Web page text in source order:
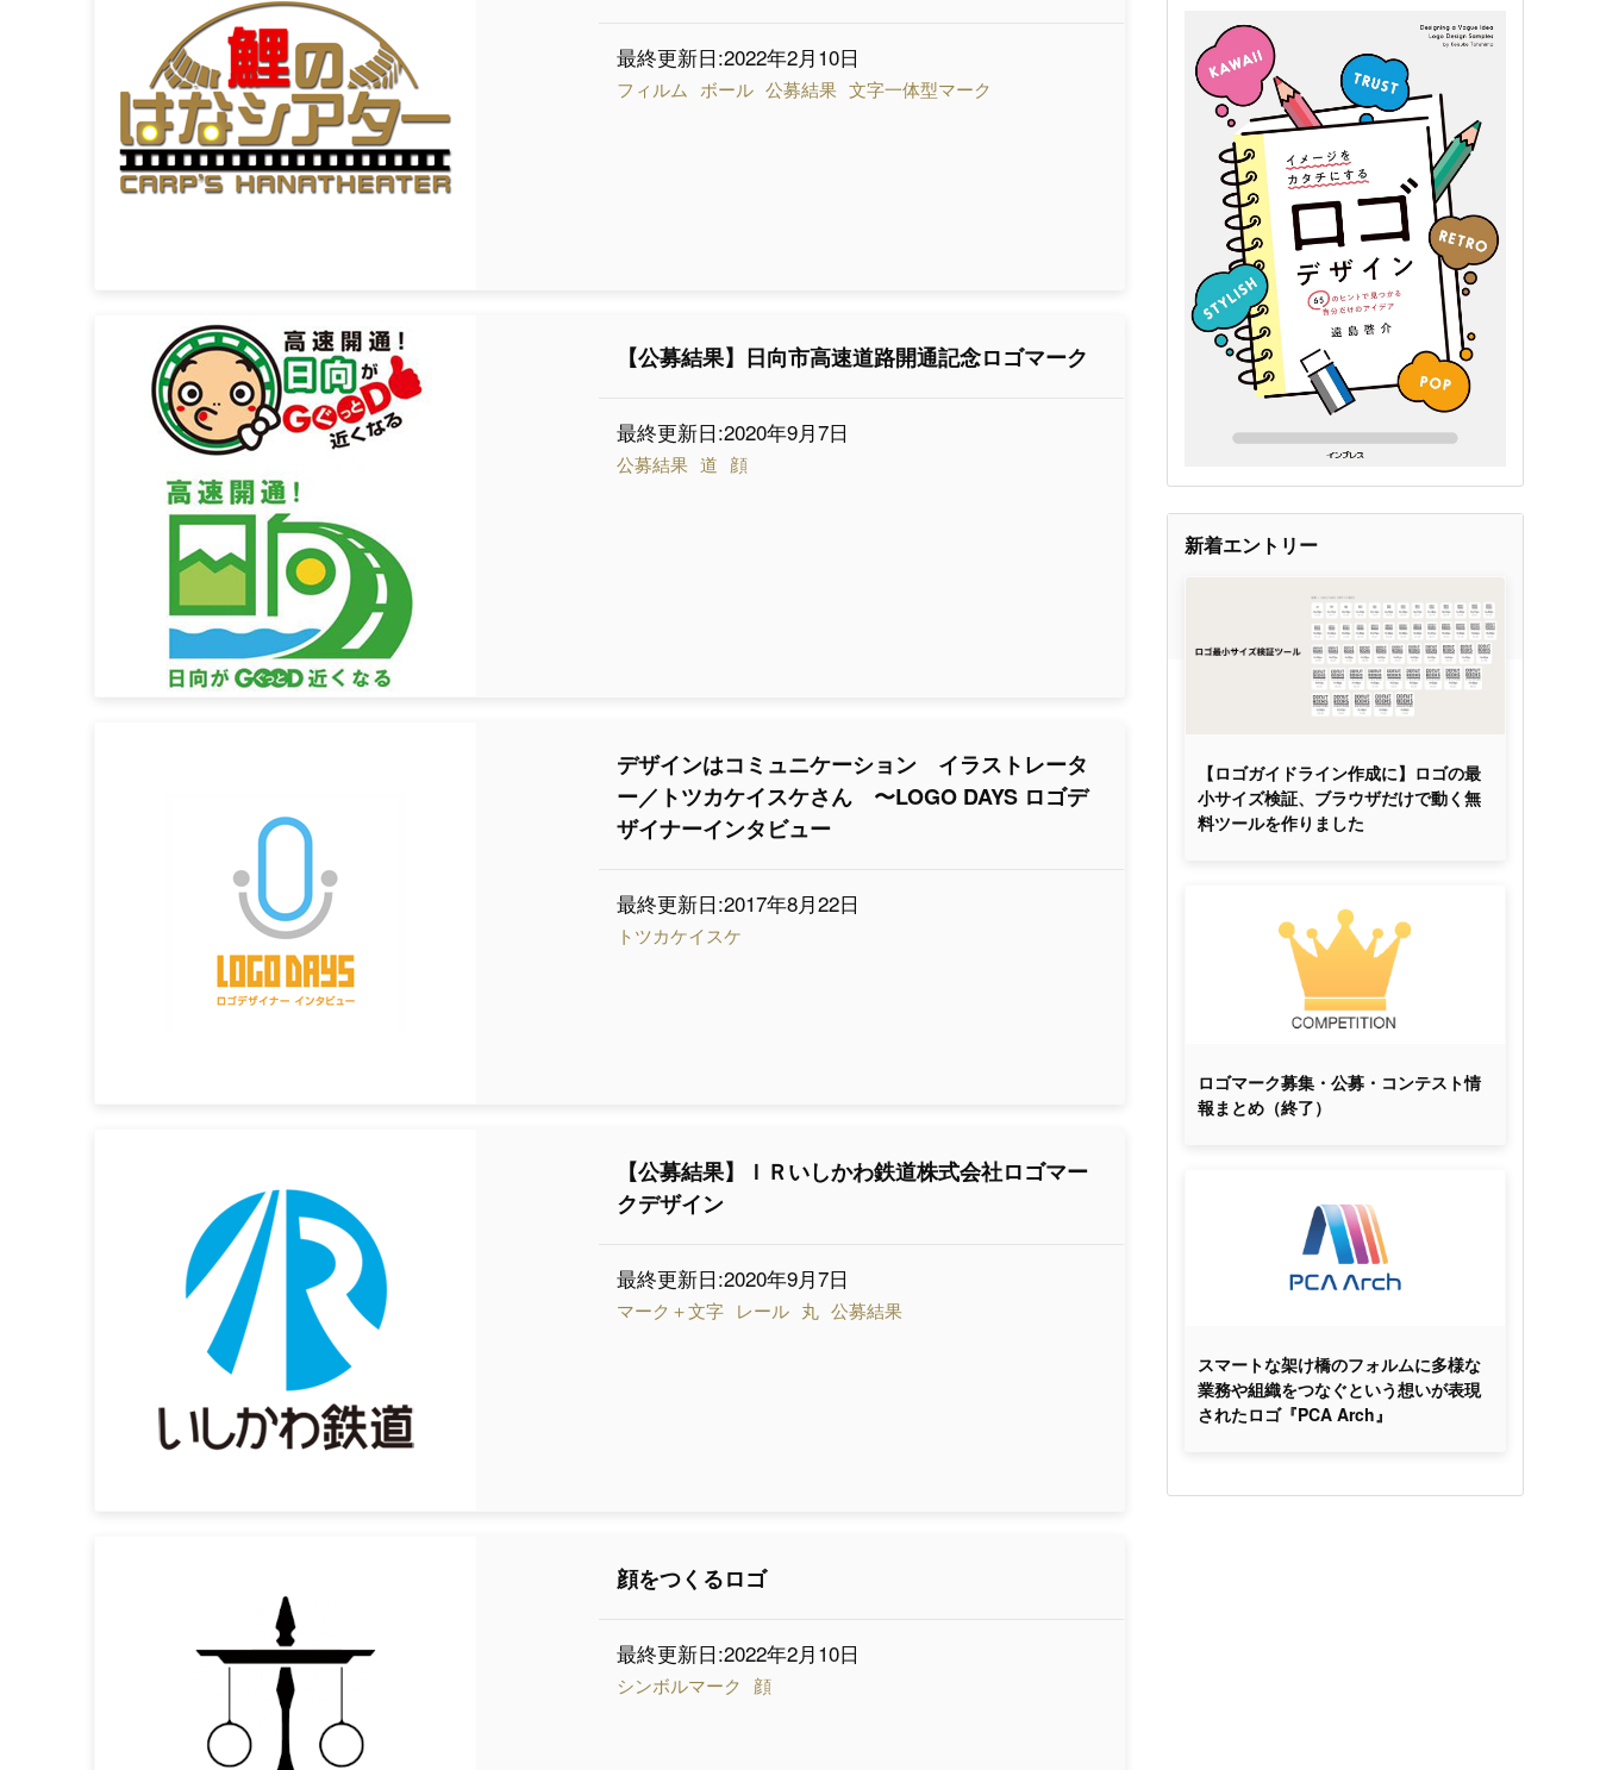
最終更新日:2022年2月10日
フィルム ボール 公募結果 文字一体型マーク
【公募結果】日向市高速道路開通記念ロゴマーク
最終更新日:2020年9月7日
公募結果 道 顔
デザインはコミュニケーション イラストレータ
ー／トツカケイスケさん 〜LOGO DAYS ロゴデ
ザイナーインタビュー
最終更新日:2017年8月22日
トツカケイスケ
【公募結果】ＩＲいしかわ鉄道株式会社ロゴマー
クデザイン
最終更新日:2020年9月7日
マーク＋文字 レール 丸 公募結果
顔をつくるロゴ
最終更新日:2022年2月10日
シンボルマーク 顔
新着エントリー
【ロゴガイドライン作成に】ロゴの最
小サイズ検証、ブラウザだけで動く無
料ツールを作りました
ロゴマーク募集・公募・コンテスト情
報まとめ（終了）
スマートな架け橋のフォルムに多様な
業務や組織をつなぐという想いが表現
されたロゴ『PCA Arch』